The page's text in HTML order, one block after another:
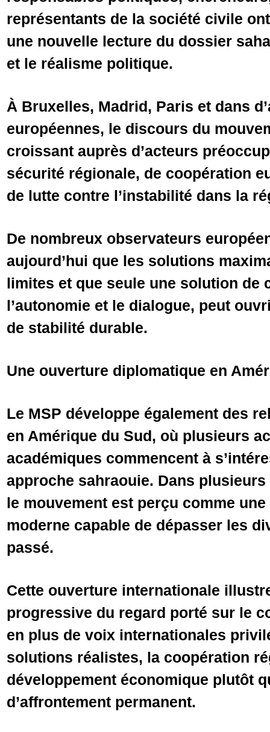
représentants de la société civile
une nouvelle lecture du dossier
et le réalisme politique.
À Bruxelles, Madrid, Paris et dans
européennes, le discours du
croissant auprès d’acteurs
sécurité régionale, de coopération
de lutte contre l’instabilité dans la
De nombreux observateurs
aujourd’hui que les solutions
limites et que seule une solution de
l’autonomie et le dialogue, peut
de stabilité durable.
Une ouverture diplomatique en
Le MSP développe également des
en Amérique du Sud, où plusieurs
académiques commencent à
approche sahraouie. Dans
le mouvement est perçu comme
moderne capable de dépasser les
passé.
Cette ouverture internationale
progressive du regard porté sur le
en plus de voix internationales
solutions réalistes, la coopération
développement économique plutôt
d’affrontement permanent.